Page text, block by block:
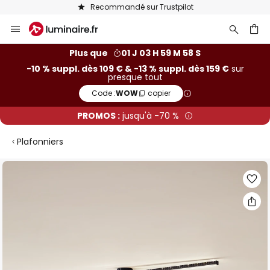
Recommandé sur Trustpilot
Allez
au
Plus que
01 J 03 H 59 M 57 S
-10 % suppl. dès 109 € & -13 % suppl. dès 159 €sur
presque tout
Code :WOW copier
PROMOS : jusqu'à -70 %
Plafonniers
Skip